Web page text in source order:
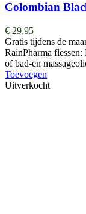
Colombian
€ 29,95
Gratis tijdens de
RainPharma
of bad-en
Toevoegen
Uitverkocht